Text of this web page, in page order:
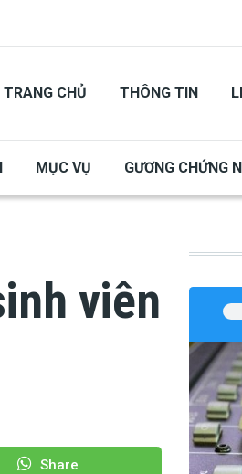
TRANG CHỦ THÔNG TIN
MỤC VỤ GƯƠNG CHỨNG
viên
Share